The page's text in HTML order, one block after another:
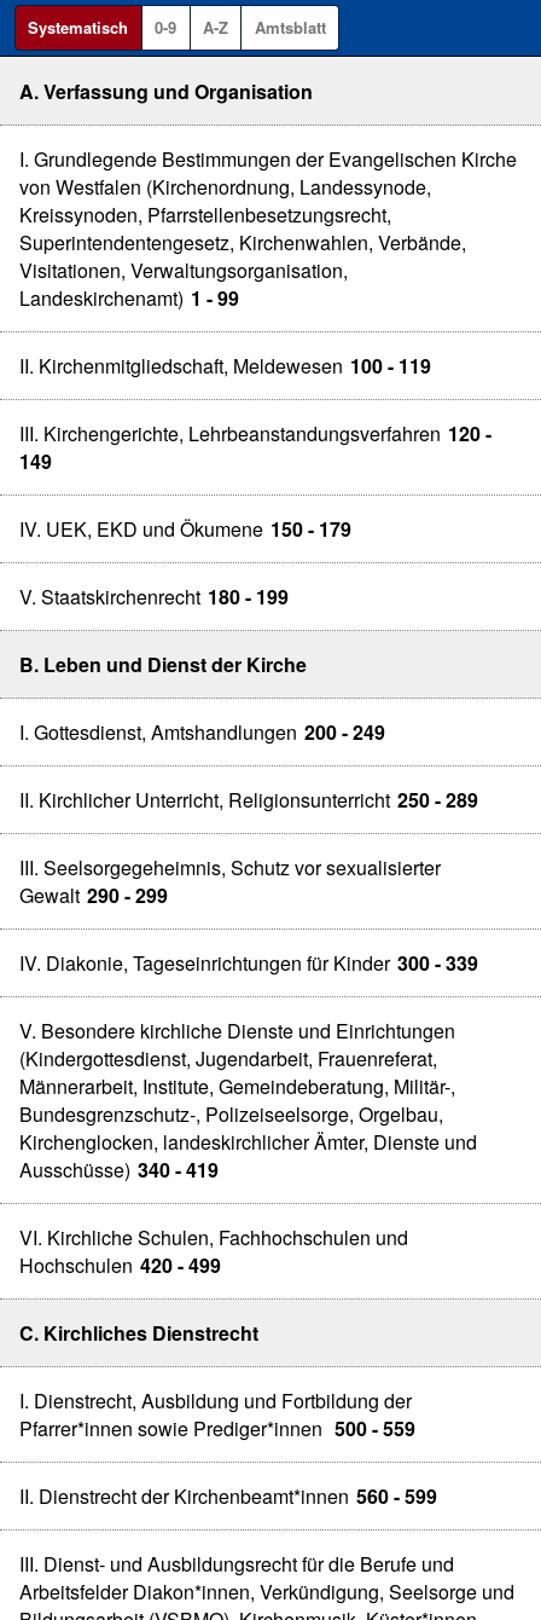
Systematisch 0-9 A-Z Amtsblatt
A. Verfassung und Organisation
I. Grundlegende Bestimmungen der Evangelischen Kirche
von Westfalen (Kirchenordnung, Landessynode,
Kreissynoden, Pfarrstellenbesetzungsrecht,
Superintendentengesetz, Kirchenwahlen, Verbände,
Visitationen, Verwaltungsorganisation,
Landeskirchenamt) 1 - 99
II. Kirchenmitgliedschaft, Meldewesen 100 - 119
III. Kirchengerichte, Lehrbeanstandungsverfahren 120 -
149
IV. UEK, EKD und Ökumene 150 - 179
V. Staatskirchenrecht 180 - 199
B. Leben und Dienst der Kirche
I. Gottesdienst, Amtshandlungen 200 - 249
II. Kirchlicher Unterricht, Religionsunterricht 250 - 289
III. Seelsorgegeheimnis, Schutz vor sexualisierter
Gewalt 290 - 299
IV. Diakonie, Tageseinrichtungen für Kinder 300 - 339
V. Besondere kirchliche Dienste und Einrichtungen
(Kindergottesdienst, Jugendarbeit, Frauenreferat,
Männerarbeit, Institute, Gemeindeberatung, Militär-,
Bundesgrenzschutz-, Polizeiseelsorge, Orgelbau,
Kirchenglocken, landeskirchlicher Ämter, Dienste und
Ausschüsse) 340 - 419
VI. Kirchliche Schulen, Fachhochschulen und
Hochschulen 420 - 499
C. Kirchliches Dienstrecht
I. Dienstrecht, Ausbildung und Fortbildung der
Pfarrer*innen sowie Prediger*innen 500 - 559
II. Dienstrecht der Kirchenbeamt*innen 560 - 599
III. Dienst- und Ausbildungsrecht für die Berufe und
Arbeitsfelder Diakon*innen, Verkündigung, Seelsorge und